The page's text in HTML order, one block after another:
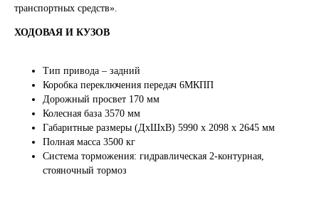
транспортных средств».
ХОДОВАЯ И КУЗОВ
Тип привода – задний
Коробка переключения передач 6МКПП
Дорожный просвет 170 мм
Колесная база 3570 мм
Габаритные размеры (ДхШхВ) 5990 х 2098 х 2645 мм
Полная масса 3500 кг
Система торможения: гидравлическая 2-контурная,
стояночный тормоз